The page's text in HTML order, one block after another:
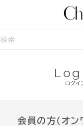
ログイ
会員の方（オン